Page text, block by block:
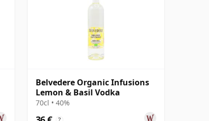
Belvedere Organic Infusions
Lemon & Basil Vodka
70cl • 40%
?